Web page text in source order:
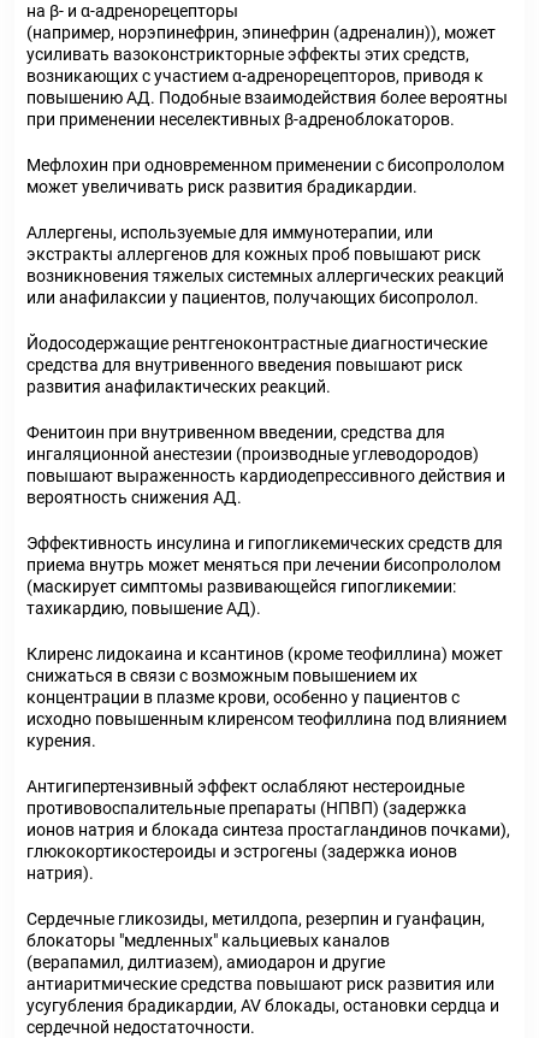
на β- и α-адренорецепторы
(например, норэпинефрин, эпинефрин (адреналин)), может
усиливать вазоконстрикторные эффекты этих средств,
возникающих с участием α-адренорецепторов, приводя к
повышению АД. Подобные взаимодействия более вероятны
при применении неселективных β-адреноблокаторов.
Мефлохин при одновременном применении с бисопрололом
может увеличивать риск развития брадикардии.
Аллергены, используемые для иммунотерапии, или
экстракты аллергенов для кожных проб повышают риск
возникновения тяжелых системных аллергических реакций
или анафилаксии у пациентов, получающих бисопролол.
Йодосодержащие рентгеноконтрастные диагностические
средства для внутривенного введения повышают риск
развития анафилактических реакций.
Фенитоин при внутривенном введении, средства для
ингаляционной анестезии (производные углеводородов)
повышают выраженность кардиодепрессивного действия и
вероятность снижения АД.
Эффективность инсулина и гипогликемических средств для
приема внутрь может меняться при лечении бисопрололом
(маскирует симптомы развивающейся гипогликемии:
тахикардию, повышение АД).
Клиренс лидокаина и ксантинов (кроме теофиллина) может
снижаться в связи с возможным повышением их
концентрации в плазме крови, особенно у пациентов с
исходно повышенным клиренсом теофиллина под влиянием
курения.
Антигипертензивный эффект ослабляют нестероидные
противовоспалительные препараты (НПВП) (задержка
ионов натрия и блокада синтеза простагландинов почками),
глюкокортикостероиды и эстрогены (задержка ионов
натрия).
Сердечные гликозиды, метилдопа, резерпин и гуанфацин,
блокаторы "медленных" кальциевых каналов
(верапамил, дилтиазем), амиодарон и другие
антиаритмические средства повышают риск развития или
усугубления брадикардии, AV блокады, остановки сердца и
сердечной недостаточности.